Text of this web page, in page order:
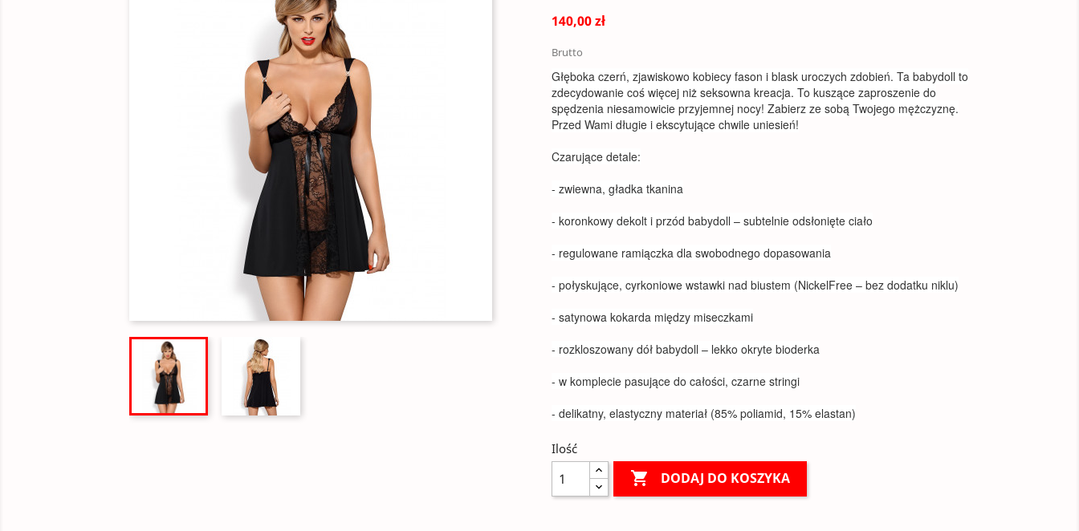
140,00 zł
Brutto
Głęboka czerń, zjawiskowo kobiecy fason i blask uroczych zdobień. Ta babydoll to
zdecydowanie coś więcej niż seksowna kreacja. To kuszące zaproszenie do
spędzenia niesamowicie przyjemnej nocy! Zabierz ze sobą Twojego mężczyznę.
Przed Wami długie i ekscytujące chwile uniesień!
Czarujące detale:
- zwiewna, gładka tkanina
- koronkowy dekolt i przód babydoll – subtelnie odsłonięte ciało
- regulowane ramiączka dla swobodnego dopasowania
- połyskujące, cyrkoniowe wstawki nad biustem (NickelFree – bez dodatku niklu)
- satynowa kokarda między miseczkami
- rozkloszowany dół babydoll – lekko okryte bioderka
- w komplecie pasujące do całości, czarne stringi
- delikatny, elastyczny materiał (85% poliamid, 15% elastan)
Ilość
 DODAJ DO KOSZYKA